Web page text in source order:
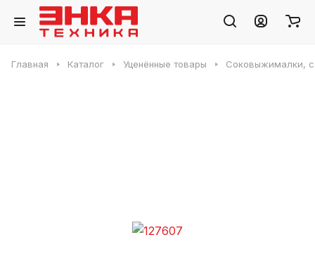
Главная Каталог Уценённые товары Соковыжималки,